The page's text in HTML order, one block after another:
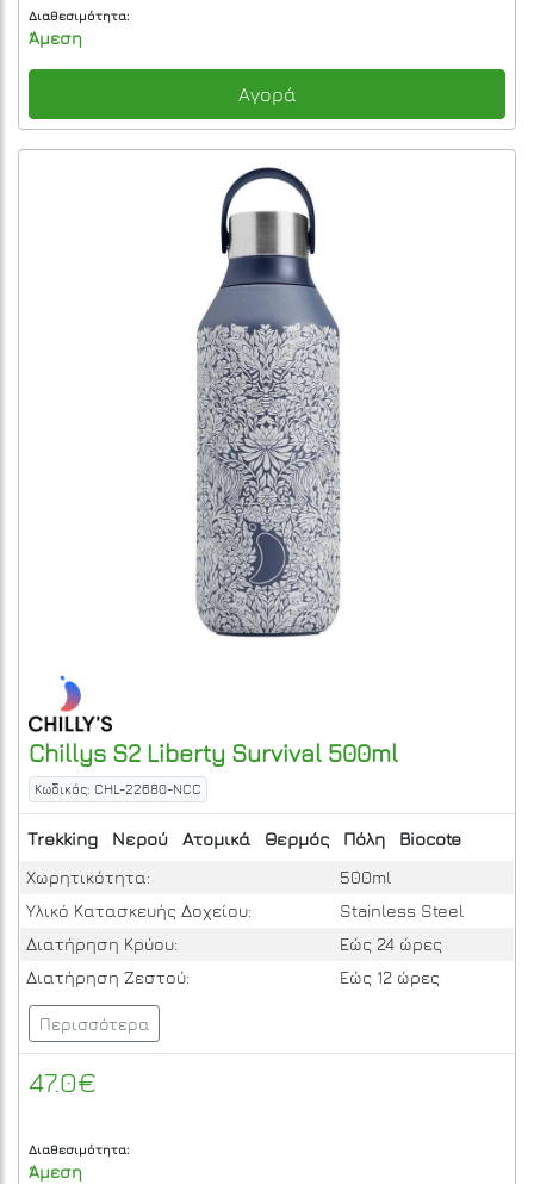
Διαθεσιμότητα:
Άμεση
Αγορά
Chillys S2 Liberty Survival 500ml
Κωδικός: CHL-22680-NCC
Trekking Νερού Ατομικά Θερμός Πόλη
Biocote
Χωρητικότητα:
500ml
Υλικό Κατασκευής Δοχείου:
Stainless Steel
Διατήρηση Κρύου:
Εώς 24 ώρες
Διατήρηση Ζεστού:
Εώς 12 ώρες
Περισσότερα
47.0€
Διαθεσιμότητα:
Άμεση